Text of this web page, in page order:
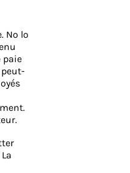
No lo
paie